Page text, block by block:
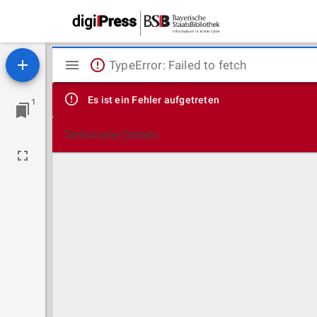
1
Mirador
Viewer
TypeError: Failed to fetch
Es ist ein Fehler aufgetreten
Technische Details